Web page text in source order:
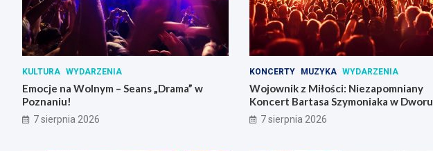
KULTURA WYDARZENIA
Emocje na Wolnym – Seans „Drama” w
Poznaniu!
7 sierpnia 2026
KONCERTY MUZYKA WYDARZENIA
Wojownik z Miłości: Niezapomniany
Koncert Bartasa Szymoniaka w Dworu
Skrzynki
7 sierpnia 2026